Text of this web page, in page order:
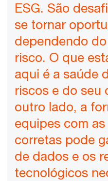
ESG. São
se tornar
dependendo
risco. O que
aqui é a saúde
riscos e do seu
outro lado, a
equipes com
corretas pode
de dados e os
tecnológicos